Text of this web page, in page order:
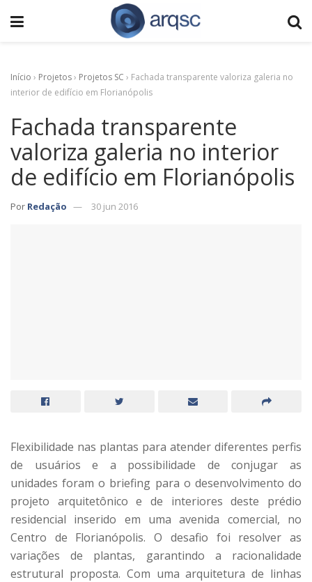
Início › Projetos› Projetos SC › Fachada transparente valoriza galeria no
interior de edifício em Florianópolis
Fachada transparente
valoriza galeria no interior
de edifício em Florianópolis
Por Redação 30 jun 2016
Flexibilidade nas plantas para atender diferentes perfis
de usuários e a possibilidade de conjugar as
unidades foram o briefing para o desenvolvimento do
projeto arquitetônico e de interiores deste prédio
residencial inserido em uma avenida comercial, no
Centro de Florianópolis. O desafio foi resolver as
variações de plantas, garantindo a racionalidade
estrutural proposta. Com uma arquitetura de linhas